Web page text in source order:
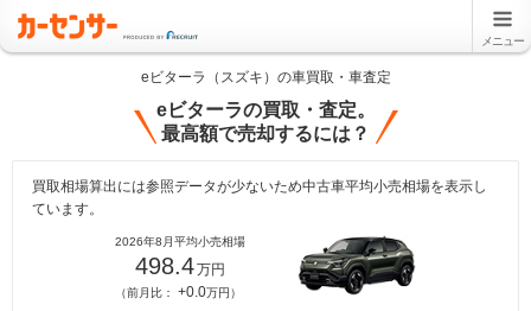
メニュー
eビターラ（スズキ）の車買取・車査定
eビターラの買取・査定。
最高額で売却するには？
買取相場算出には参照データが少ないため中古車平均小売相場を表示し
ています。
2026年8月平均小売相場
498.4万円
（前月比： +0.0万円）